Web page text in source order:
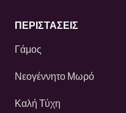
ΠΕΡΙΣΤΆΣΕΙΣ
Γάμος
Νεογέννητο Μωρό
Καλή Τύχη